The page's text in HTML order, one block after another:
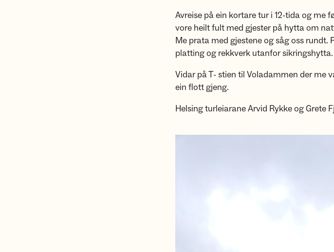
Avreise på ein kortare tur i 12-tida og me
vore heilt fult med gjester på hytta om
Me prata med gjestene og såg oss
platting og rekkverk utanfor sikringshytta.
Vidar på T- stien til Voladammen der me
ein flott gjeng.
Helsing turleiarane Arvid Rykke og Grete